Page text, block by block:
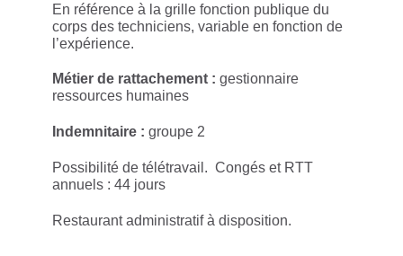
En référence à la grille fonction publique du
corps des techniciens, variable en fonction de
l’expérience.
Métier de rattachement : gestionnaire
ressources humaines
Indemnitaire : groupe 2
Possibilité de télétravail. Congés et RTT
annuels : 44 jours
Restaurant administratif à disposition.